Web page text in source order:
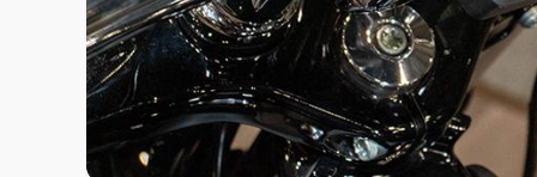
この画像の記事を